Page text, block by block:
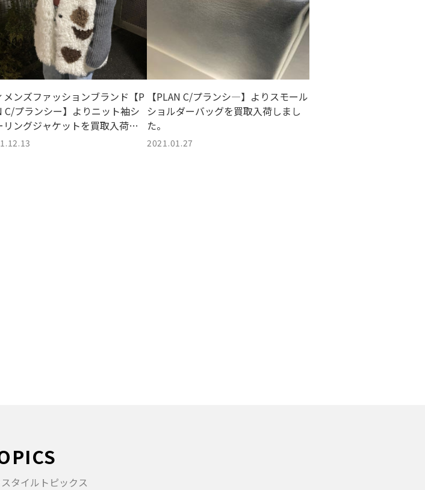
メンズファッションブランド【P
C/プランシー】よりニット袖シ
リングジャケットを買取入荷致
した。
【PLAN C/プランシ―】よりスモール
ショルダーバッグを買取入荷しまし
た。
2021.01.27
タイルトピックス